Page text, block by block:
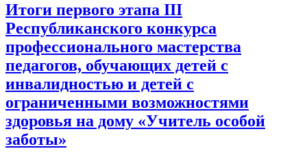
Итоги первого этапа III
Республиканского конкурса
профессионального мастерства
педагогов, обучающих детей с
инвалидностью и детей с
ограниченными возможностями
здоровья на дому «Учитель особой
заботы»